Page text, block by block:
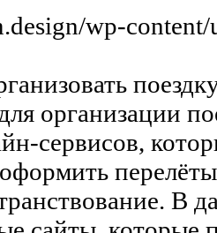
wp-
организации
сервисов,
В